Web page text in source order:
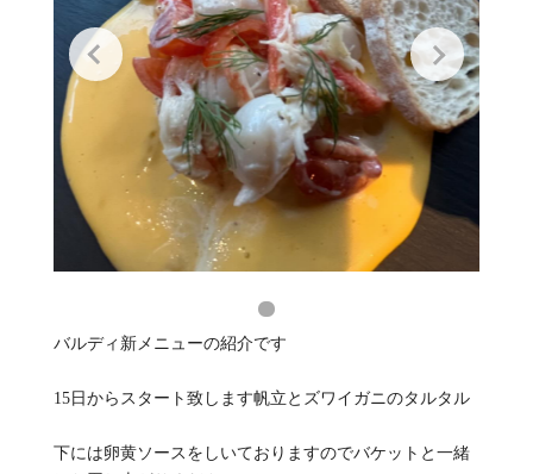
バルディ新メニューの紹介です
15日からスタート致します帆立とズワイガニのタルタル
下には卵黄ソースをしいておりますのでバケットと一緒